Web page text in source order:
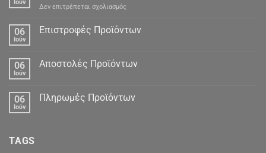
Ιούν
Δεν επιτρέπεται σχολιασμός
Δεδομένα
06
Ιούν
Επιστροφές Προϊόντων
06
Ιούν
Αποστολές Προϊόντων
06
Ιούν
Πληρωμές Προϊόντων
TAGS